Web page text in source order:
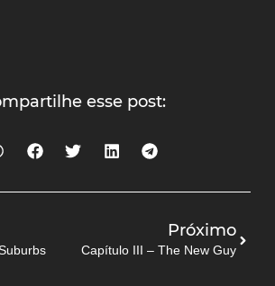
esse post:
Próximo
Capítulo III – The New Guy